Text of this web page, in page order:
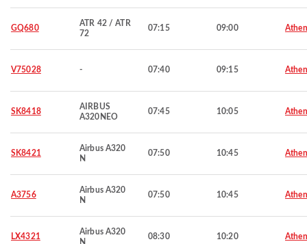
GQ680
ATR 42 / ATR
72
07:15 09:00
V75028 - 07:40 09:15
SK8418
AIRBUS
A320NEO
07:45 10:05
SK8421
Airbus A320
N
07:50 10:45
A3756
Airbus A320
N
07:50 10:45
LX4321
Airbus A320
N
08:30 10:20